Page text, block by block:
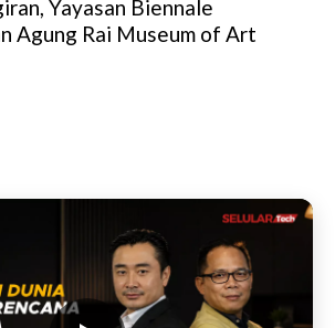
Yayasan Biennale
Agung Rai Museum of Art